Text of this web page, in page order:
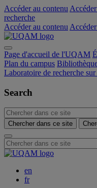
Accéder au contenu
recherche
Accéder au contenu
Page d'accueil de l'UQAM
Plan du campus
Laboratoire de recherche
Search
Chercher dans ce site
en
fr